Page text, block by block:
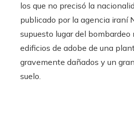
los que no precisó la
publicado por la agencia iraní
supuesto lugar del bombardeo
edificios de adobe de una
gravemente dañados y un
suelo.